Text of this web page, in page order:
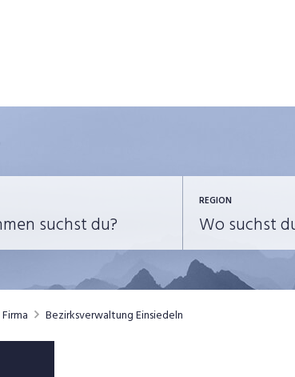
REGION
Firma Bezirksverwaltung Einsiedeln